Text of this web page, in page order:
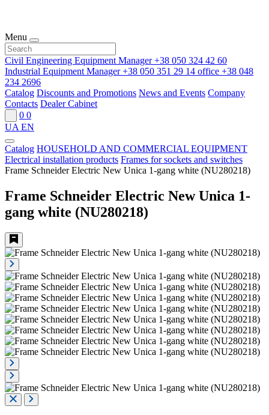
Menu
Civil Engineering Equipment Manager+38 050 324 42 60
Industrial Equipment Manager+38 050 351 29 14 office +38 048
234 2696
Catalog Discounts and Promotions News and Events Company
Contacts Dealer Cabinet
0 0
UA EN
Catalog HOUSEHOLD AND COMMERCIAL EQUIPMENT
Electrical installation products Frames for sockets and switches
Frame Schneider Electric New Unica 1-gang white (NU280218)
Frame Schneider Electric New Unica 1-
gang white (NU280218)